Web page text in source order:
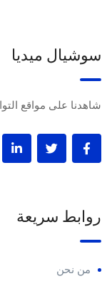
سوشيال ميديا
شاهدنا على مواقع
روابط سريعة
من نحن